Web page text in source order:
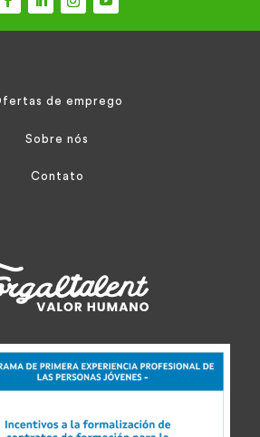
de emprego
Sobre nós
Contato